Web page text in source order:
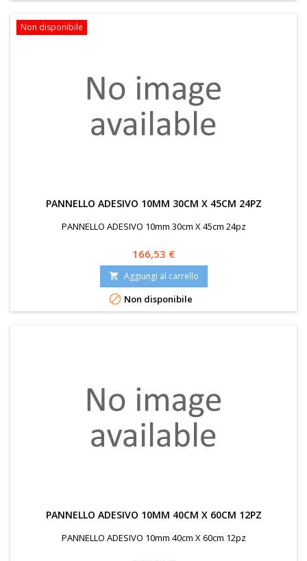
Non disponibile
PANNELLO ADESIVO 10MM 30CM X 45CM 24PZ
PANNELLO ADESIVO 10mm 30cm X 45cm 24pz
Prezzo
166,53 €
 Aggiungi al carrello
 Non disponibile
PANNELLO ADESIVO 10MM 40CM X 60CM 12PZ
PANNELLO ADESIVO 10mm 40cm X 60cm 12pz